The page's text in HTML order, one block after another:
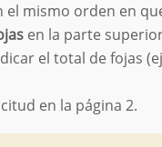
el mismo orden en
en la parte
el total de fojas
en la página 2.